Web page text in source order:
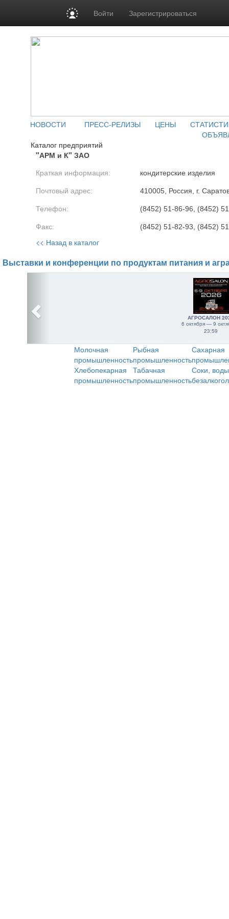
Войти Зарегистрироваться
НОВОСТИ ПРЕСС-РЕЛИЗЫ ЦЕНЫ
Каталог предприятий
"АРМ и К" ЗАО
Краткая информация: кондитерские изделия
Почтовый адрес: 410005, Россия, г.
Телефон: (8452) 51-86-96, (8452)
Факс: (8452) 51-82-93, (8452)
<< Назад в каталог
Выставки и конференции по продуктам питания и
АГРОСАЛОН
6 октября — 9
23:59
Молочная
промышленность
Рыбная
промышленность
Сахарная
Хлебопекарная
промышленность
Табачная
промышленность
Соки,